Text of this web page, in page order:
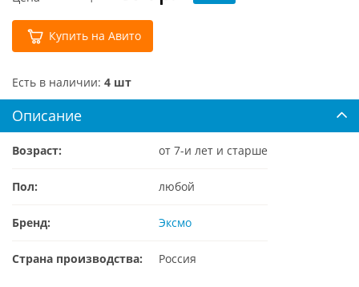
Купить на Авито
Есть в наличии: 4 шт
Описание
Возраст: от 7-и лет и старше
Пол: любой
Бренд: Эксмо
Страна производства: Россия